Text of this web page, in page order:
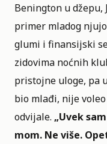
Benington u
primer mladog
glumi i finansijski
zidovima noćnih
pristojne uloge, pa
bio mlađi, nije
odvijale. „Uvek
mom. Ne više.